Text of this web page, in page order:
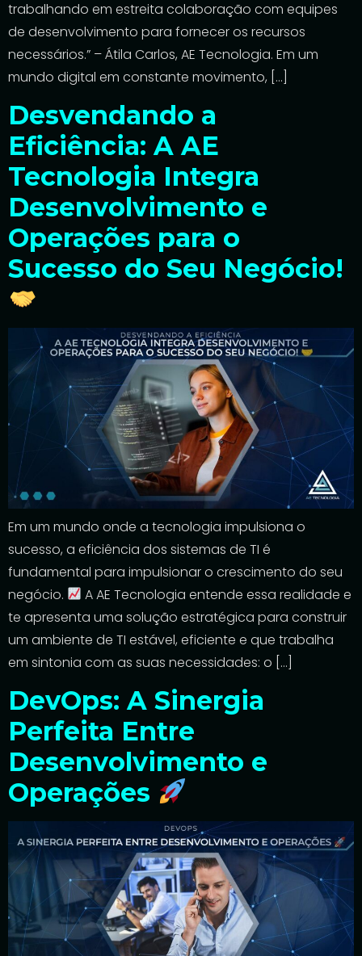
trabalhando em estreita colaboração com equipes
de desenvolvimento para fornecer os recursos
necessários.” – Átila Carlos, AE Tecnologia. Em um
mundo digital em constante movimento, […]
Desvendando a
Eficiência: A AE
Tecnologia Integra
Desenvolvimento e
Operações para o
Sucesso do Seu Negócio!
Em um mundo onde a tecnologia impulsiona o
sucesso, a eficiência dos sistemas de TI é
fundamental para impulsionar o crescimento do seu
negócio.
A AE Tecnologia entende essa realidade e
te apresenta uma solução estratégica para construir
um ambiente de TI estável, eficiente e que trabalha
em sintonia com as suas necessidades: o […]
DevOps: A Sinergia
Perfeita Entre
Desenvolvimento e
Operações